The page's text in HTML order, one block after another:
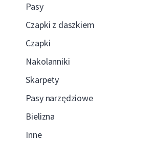
Pasy
Czapki z daszkiem
Czapki
Nakolanniki
Skarpety
Pasy narzędziowe
Bielizna
Inne